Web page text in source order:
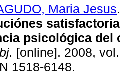
Maria Jesus.
psicológica del
[online]. 2008,
1518-6148.